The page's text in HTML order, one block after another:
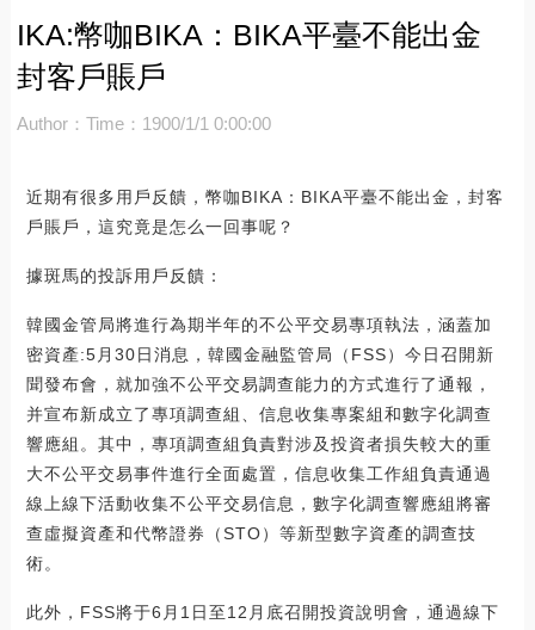
IKA:幣咖BIKA：BIKA平臺不能出金
封客戶賬戶
Author： Time：1900/1/1 0:00:00
近期有很多用戶反饋，幣咖BIKA：BIKA平臺不能出金，封客
戶賬戶，這究竟是怎么一回事呢？
據斑馬的投訴用戶反饋：
韓國金管局將進行為期半年的不公平交易專項執法，涵蓋加
密資產:5月30日消息，韓國金融監管局（FSS）今日召開新
聞發布會，就加強不公平交易調查能力的方式進行了通報，
并宣布新成立了專項調查組、信息收集專案組和數字化調查
響應組。其中，專項調查組負責對涉及投資者損失較大的重
大不公平交易事件進行全面處置，信息收集工作組負責通過
線上線下活動收集不公平交易信息，數字化調查響應組將審
查虛擬資產和代幣證券（STO）等新型數字資產的調查技
術。
此外，FSS將于6月1日至12月底召開投資說明會，通過線下